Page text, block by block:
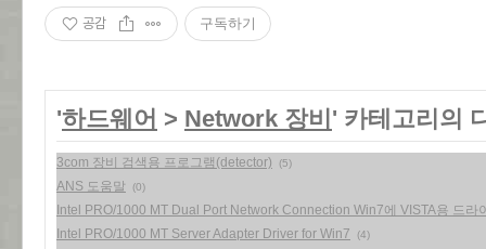
공감 구독하기
'하드웨어 > Network 장비 ' 카테고리의
3com 장비 검색용 프로그램(detector) (5)
ANS 도움말 (0)
Intel PRO/1000 MT Dual Port Network Connection Win7에 VISTA용 드라
Intel PRO/1000 MT Server Adapter Driver for Win7
(4)